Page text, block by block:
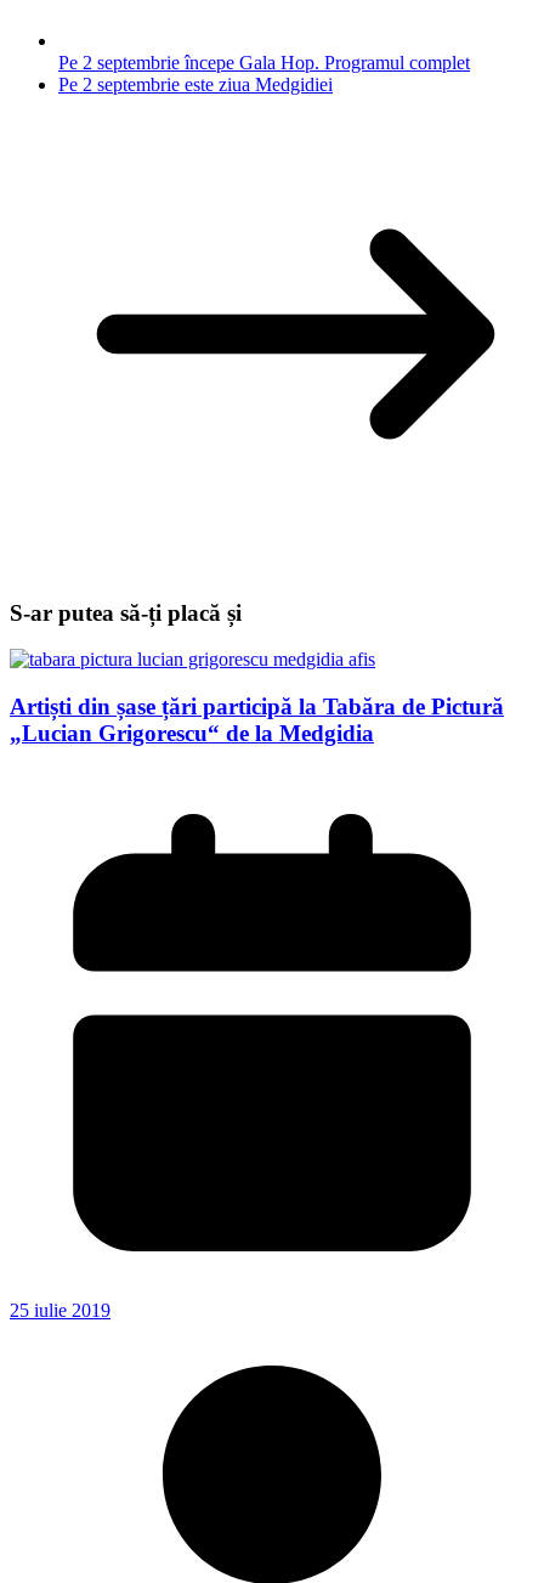
Pe 2 septembrie începe Gala Hop. Programul complet
Pe 2 septembrie este ziua Medgidiei
S-ar putea să-ți placă și
Artiști din șase țări participă la Tabăra de Pictură
„Lucian Grigorescu“ de la Medgidia
25 iulie 2019